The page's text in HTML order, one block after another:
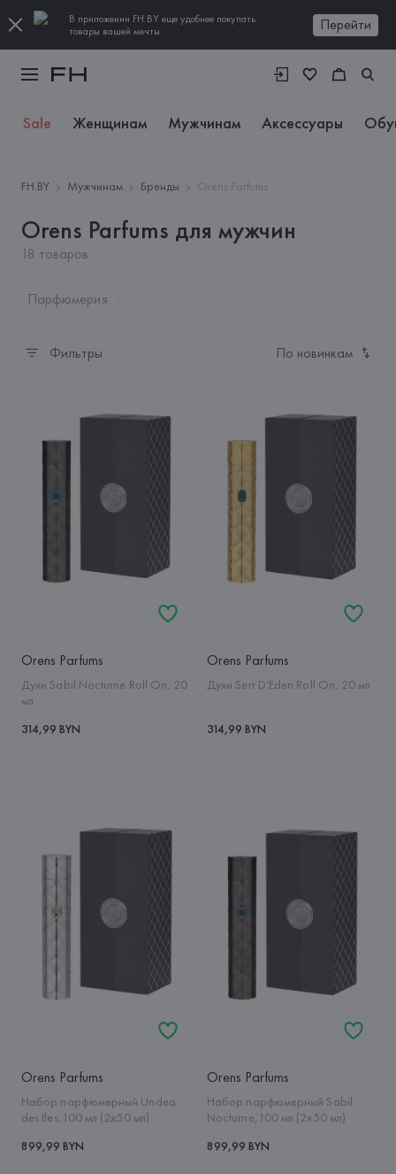
В приложении FH.BY еще удобнее покупать
товары вашей мечты
Перейти
Sale Женщинам Мужчинам Аксессуары
FH.BY Мужчинам Бренды Orens Parfums
Orens Parfums для мужчин
18 товаров
Парфюмерия
Фильтры По новинкам
Orens Parfums
Духи Sabil Nocturne Roll On, 20
мл
314,99 BYN
Orens Parfums
Духи Serr D'Eden Roll On, 20 мл
314,99 BYN
Orens Parfums
Набор парфюмерный Undea
des Iles,100 мл (2x50 мл)
899,99 BYN
Orens Parfums
Набор парфюмерный Sabil
Nocturne,100 мл (2x50 мл)
899,99 BYN